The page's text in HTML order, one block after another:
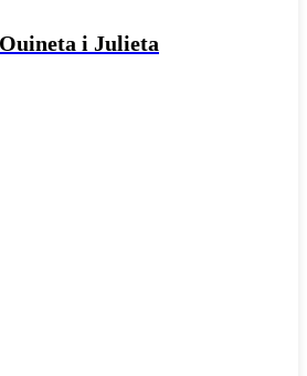
Ouineta i Julieta